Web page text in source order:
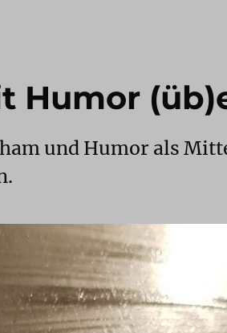
Humor
und Humor als